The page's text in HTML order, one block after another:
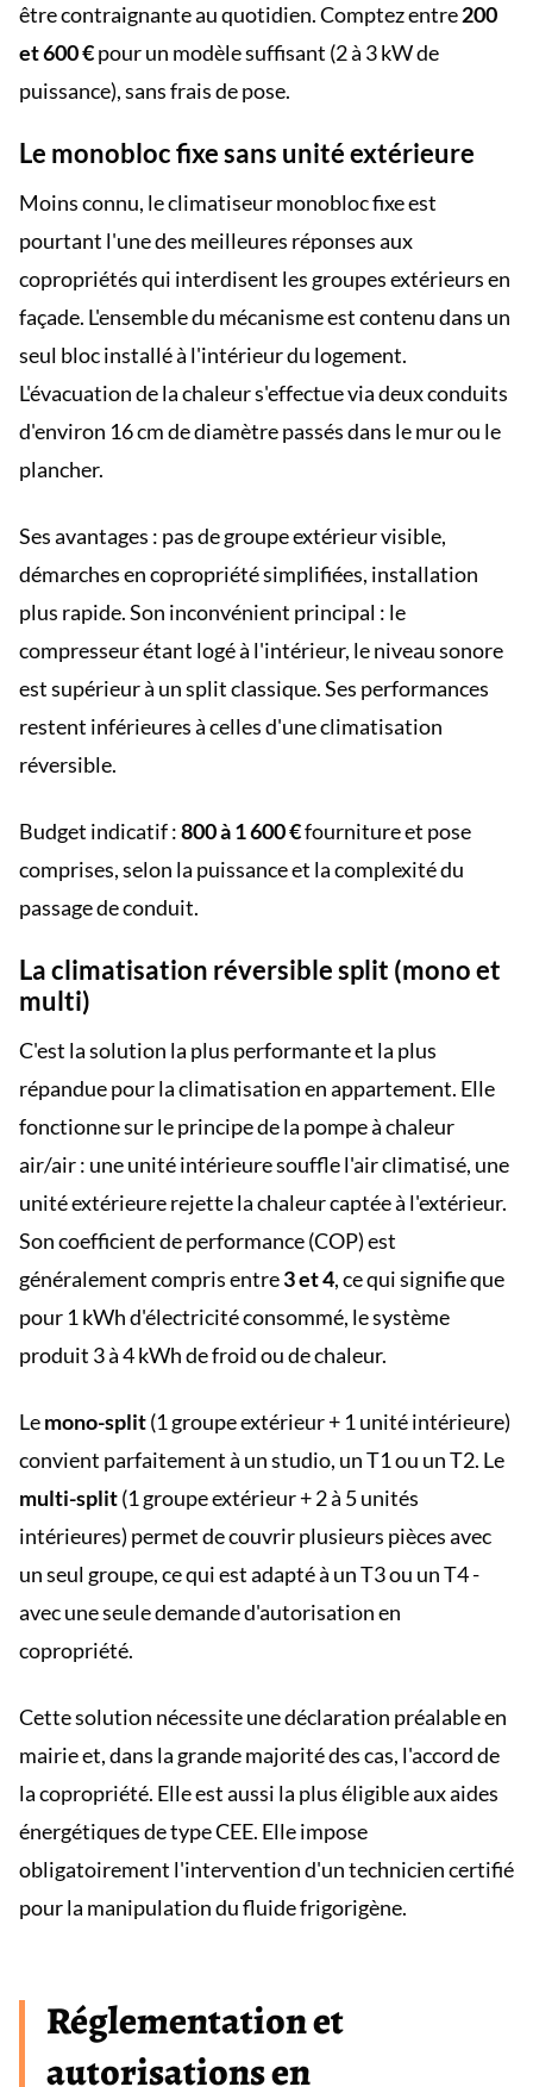
être contraignante au quotidien. Comptez entre200
et 600 €pour un modèle suffisant (2 à 3 kW de
puissance), sans frais de pose.
Le monobloc fixe sans unité extérieure
Moins connu, le climatiseur monobloc fixe est
pourtant l'une des meilleures réponses aux
copropriétés qui interdisent les groupes extérieurs en
façade. L'ensemble du mécanisme est contenu dans un
seul bloc installé à l'intérieur du logement.
L'évacuation de la chaleur s'effectue via deux conduits
d'environ 16 cm de diamètre passés dans le mur ou le
plancher.
Ses avantages : pas de groupe extérieur visible,
démarches en copropriété simplifiées, installation
plus rapide. Son inconvénient principal : le
compresseur étant logé à l'intérieur, le niveau sonore
est supérieur à un split classique. Ses performances
restent inférieures à celles d'une climatisation
réversible.
Budget indicatif :800 à 1 600 €fourniture et pose
comprises, selon la puissance et la complexité du
passage de conduit.
La climatisation réversible split (mono et
multi)
C'est la solution la plus performante et la plus
répandue pour la climatisation en appartement. Elle
fonctionne sur le principe de la pompe à chaleur
air/air : une unité intérieure souffle l'air climatisé, une
unité extérieure rejette la chaleur captée à l'extérieur.
Son coefficient de performance (COP) est
généralement compris entre3 et 4, ce qui signifie que
pour 1 kWh d'électricité consommé, le système
produit 3 à 4 kWh de froid ou de chaleur.
Lemono-split(1 groupe extérieur + 1 unité intérieure)
convient parfaitement à un studio, un T1 ou un T2. Le
multi-split(1 groupe extérieur + 2 à 5 unités
intérieures) permet de couvrir plusieurs pièces avec
un seul groupe, ce qui est adapté à un T3 ou un T4 -
avec une seule demande d'autorisation en
copropriété.
Cette solution nécessite une déclaration préalable en
mairie et, dans la grande majorité des cas, l'accord de
la copropriété. Elle est aussi la plus éligible aux aides
énergétiques de type CEE. Elle impose
obligatoirement l'intervention d'un technicien certifié
pour la manipulation du fluide frigorigène.
Réglementation et
autorisations en